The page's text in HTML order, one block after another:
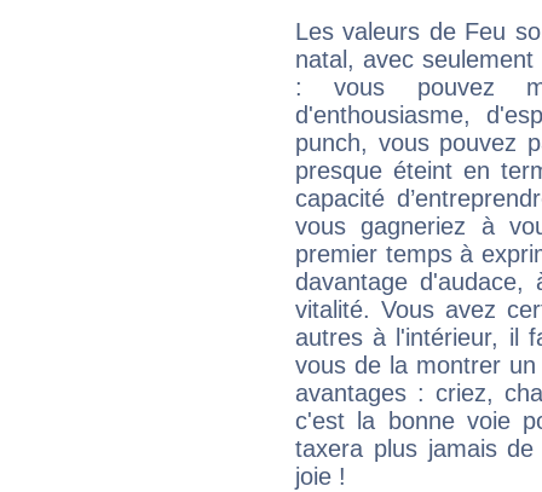
Les valeurs de Feu
natal, avec
: vous pouvez
d'enthousiasme,
punch, vous pouvez
presque éteint en
capacité
vous gagneriez à
premier temps à
davantage
vitalité. Vous avez
autres à l'intérieur, il
vous de la montrer
avantages : criez,
c'est la bonne voie
taxera plus jamais
joie !